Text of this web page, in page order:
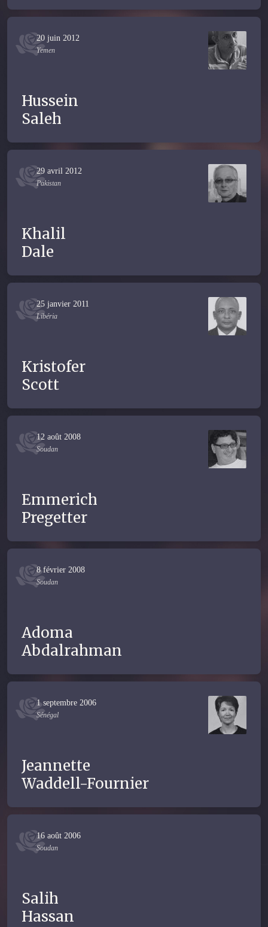
20 juin 2012
Yemen
Hussein
Saleh
29 avril 2012
Pakistan
Khalil
Dale
25 janvier 2011
Libéria
Kristofer
Scott
12 août 2008
Soudan
Emmerich
Pregetter
8 février 2008
Soudan
Adoma
Abdalrahman
1 septembre 2006
Sénégal
Jeannette
Waddell-Fournier
16 août 2006
Soudan
Salih
Hassan